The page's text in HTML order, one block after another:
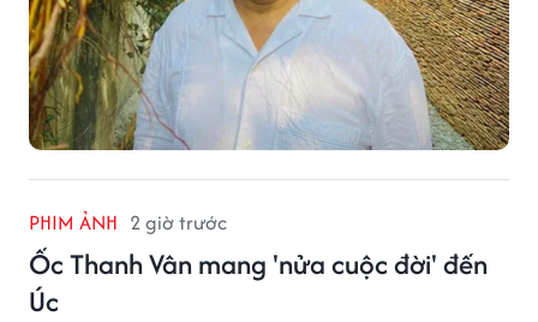
PHIM ẢNH 2 giờ trước
Ốc Thanh Vân mang 'nửa cuộc đời' đến
Úc